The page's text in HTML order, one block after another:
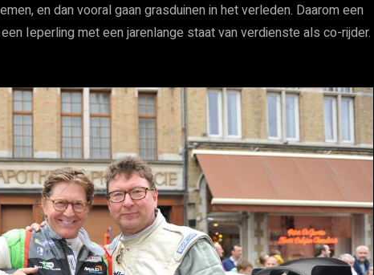
en dan vooral gaan grasduinen in het verleden. Daarom een
Ieperling met een jarenlange staat van verdienste als co-rijder.